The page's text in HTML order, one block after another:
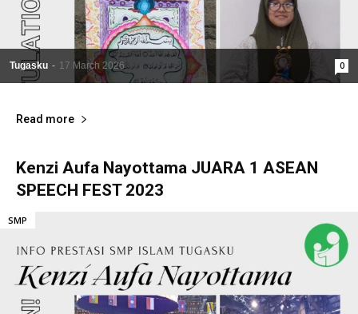
Tugasku - 17 March 2026 0
Read more
Kenzi Aufa Nayottama JUARA 1 ASEAN
SPEECH FEST 2023
SMP